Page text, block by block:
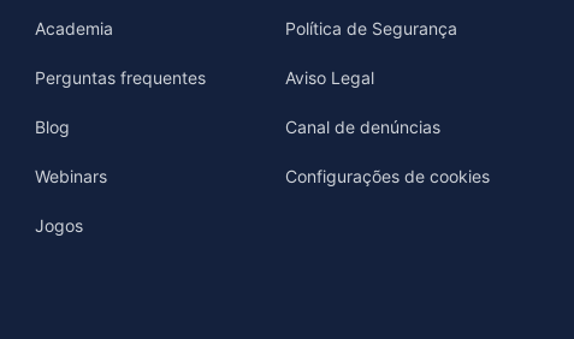
Academia
Perguntas frequentes
Blog
Webinars
Jogos
Política de Segurança
Aviso Legal
Canal de denúncias
Configurações de cookies